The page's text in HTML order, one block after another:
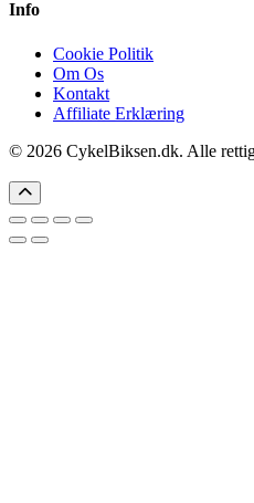
Info
Cookie Politik
Om Os
Kontakt
Affiliate Erklæring
© 2026 CykelBiksen.dk. Alle